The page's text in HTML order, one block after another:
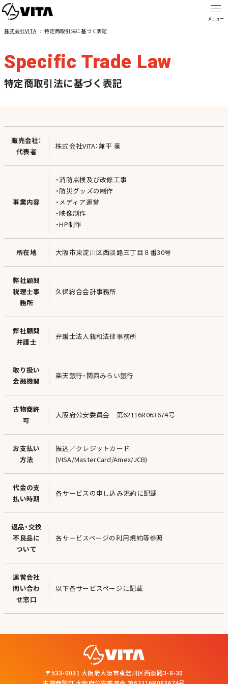
株式会社VITA › 特定商取引法に基づく表記
Specific Trade Law
特定商取引法に基づく表記
販売会社：
代表者
株式会社VITA：兼平 豪
事業内容
・消防点検及び改修工事
・防災グッズの制作
・メディア運営
・映像制作
・HP制作
所在地 大阪市東淀川区西淡路三丁目８番30号
弊社顧問
税理士事
務所
久保総合会計事務所
弊社顧問
弁護士
弁護士法人親和法律事務所
取り扱い
金融機関
楽天銀行・関西みらい銀行
古物商許
可
大阪府公安委員会 第62116R063674号
お支払い
方法
振込／クレジットカード
(VISA/MasterCard/Amex/JCB)
代金の支
払い時期
各サービスの申し込み規約に記載
返品・交換
不良品に
ついて
各サービスページの利用規約等参照
運営会社
問い合わ
せ窓口
以下各サービスページに記載
〒533-0031 大阪府大阪市東淀川区西淡路3-8-30